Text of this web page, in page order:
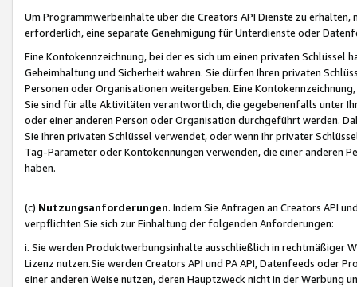
Um Programmwerbeinhalte über die Creators API Dienste zu
erforderlich, eine separate Genehmigung für Unterdienste oder
Eine Kontokennzeichnung, bei der es sich um einen privaten
Geheimhaltung und Sicherheit wahren. Sie dürfen Ihren privaten
Personen oder Organisationen weitergeben. Eine
Sie sind für alle Aktivitäten verantwortlich, die gegebenenfalls unter
oder einer anderen Person oder Organisation durchgeführt werden.
Sie Ihren privaten Schlüssel verwendet, oder wenn Ihr privater
Tag-Parameter oder Kontokennungen verwenden, die einer anderen
haben.
(c) Nutzungsanforderungen. Indem Sie Anfragen an Creators API
verpflichten Sie sich zur Einhaltung der folgenden Anforderungen:
i. Sie werden Produktwerbungsinhalte ausschließlich in rechtmäßiger
Lizenz nutzen.Sie werden Creators API und PA API, Datenfeeds oder
einer anderen Weise nutzen, deren Hauptzweck nicht in der Werbung